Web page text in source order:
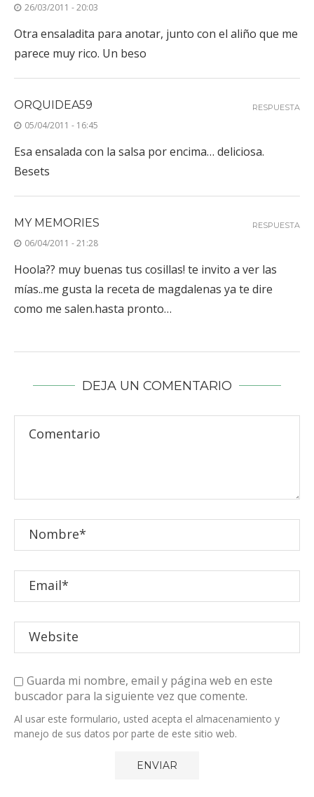
26/03/2011 - 20:03
Otra ensaladita para anotar, junto con el aliño que me
parece muy rico. Un beso
ORQUIDEA59
05/04/2011 - 16:45
Esa ensalada con la salsa por encima… deliciosa.
Besets
RESPUESTA
MY MEMORIES
06/04/2011 - 21:28
Hoola?? muy buenas tus cosillas! te invito a ver las
mías..me gusta la receta de magdalenas ya te dire
como me salen.hasta pronto…
RESPUESTA
DEJA UN COMENTARIO
Guarda mi nombre, email y página web en este
buscador para la siguiente vez que comente.
Al usar este formulario, usted acepta el almacenamiento y
manejo de sus datos por parte de este sitio web.